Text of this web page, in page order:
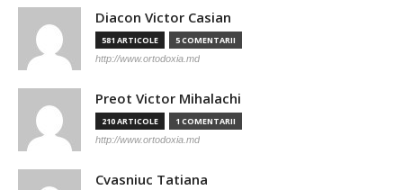
Diacon Victor Casian
581 ARTICOLE 5 COMENTARII
http://www.ortodoxia.md
Preot Victor Mihalachi
210 ARTICOLE 1 COMENTARII
http://www.ortodoxia.md
Cvasniuc Tatiana